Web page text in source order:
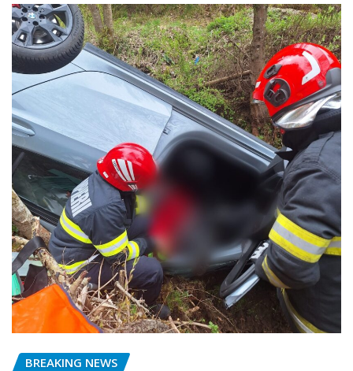
BREAKING NEWS